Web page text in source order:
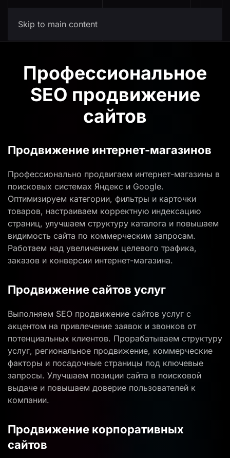
Skip to main content
ПРОДВИЖЕНИЕ
Профессиональное
SEO продвижение
сайтов
Продвижение интернет-магазинов
Профессионально продвигаем интернет-магазины в
поисковых системах Яндекс и Google.
Оптимизируем категории, фильтры и карточки
товаров, настраиваем корректную индексацию
страниц, улучшаем структуру каталога и повышаем
видимость сайта по коммерческим запросам.
Работаем над увеличением целевого трафика,
заказов и конверсии интернет-магазина.
Продвижение сайтов услуг
Выполняем SEO продвижение сайтов услуг с
акцентом на привлечение заявок и звонков от
потенциальных клиентов. Прорабатываем структуру
услуг, региональное продвижение, коммерческие
факторы и посадочные страницы под ключевые
запросы. Улучшаем позиции сайта в поисковой
выдаче и повышаем доверие пользователей к
компании.
Продвижение корпоративных
сайтов